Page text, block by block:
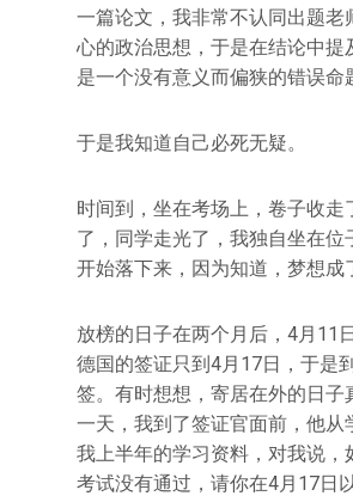
一篇论文，我非常不认同出题老
心的政治思想，于是在结论中提
是一个没有意义而偏狭的错误命
于是我知道自己必死无疑。
时间到，坐在考场上，卷子收走
了，同学走光了，我独自坐在位
开始落下来，因为知道，梦想成
放榜的日子在两个月后，4月11
德国的签证只到4月17日，于是
签。有时想想，寄居在外的日子
一天，我到了签证官面前，他从
我上半年的学习资料，对我说，
考试没有通过，请你在4月17日